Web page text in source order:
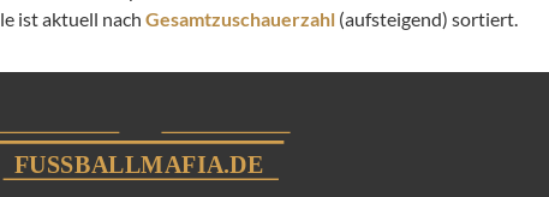
ist aktuell nach Gesamtzuschauerzahl (aufsteigend) sortiert.